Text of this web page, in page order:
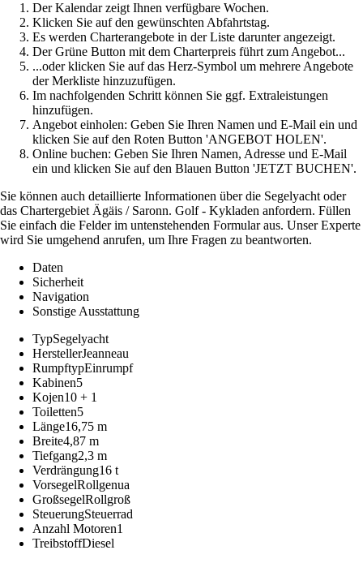
Der Kalendar zeigt Ihnen verfügbare Wochen.
Klicken Sie auf den gewünschten Abfahrtstag.
Es werden Charterangebote in der Liste darunter angezeigt.
Der Grüne Button mit dem Charterpreis führt zum Angebot...
...oder klicken Sie auf das Herz-Symbol um mehrere Angebote
der Merkliste hinzuzufügen.
Im nachfolgenden Schritt können Sie ggf. Extraleistungen
hinzufügen.
Angebot einholen: Geben Sie Ihren Namen und E-Mail ein und
klicken Sie auf den Roten Button 'ANGEBOT HOLEN'.
Online buchen: Geben Sie Ihren Namen, Adresse und E-Mail
ein und klicken Sie auf den Blauen Button 'JETZT BUCHEN'.
Sie können auch detaillierte Informationen über die Segelyacht oder
das Chartergebiet Ägäis / Saronn. Golf - Kykladen anfordern. Füllen
Sie einfach die Felder im untenstehenden Formular aus. Unser Experte
wird Sie umgehend anrufen, um Ihre Fragen zu beantworten.
Daten
Sicherheit
Navigation
Sonstige Ausstattung
TypSegelyacht
HerstellerJeanneau
RumpftypEinrumpf
Kabinen5
Kojen10 + 1
Toiletten5
Länge16,75 m
Breite4,87 m
Tiefgang2,3 m
Verdrängung16 t
VorsegelRollgenua
GroßsegelRollgroß
SteuerungSteuerrad
Anzahl Motoren1
TreibstoffDiesel